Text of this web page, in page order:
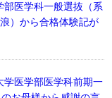
部医学科一般選抜（系
）から合格体験記が
学医学部医学科前期一